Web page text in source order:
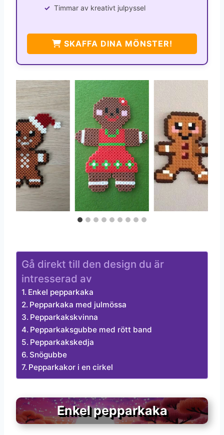
Timmar av kreativt julpyssel
SKAFFA DINA MÖNSTER!
Gå direkt till den design du är
intresserad av
Enkel pepparkaka
Pepparkaka med julmössa
Pepparkakskvinna
Pepparkaksgubbe med rött band
Pepparkakskedja
Snögubbe
Pepparkakor i en cirkel
Enkel pepparkaka